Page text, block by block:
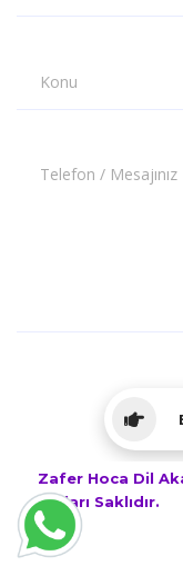
Konu
Telefon / Mesajınız
Zafer Hoca Dil
Hakları Saklıdır.